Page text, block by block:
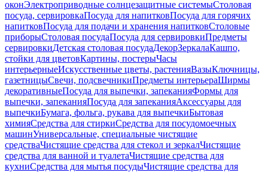
оконЭлектроприводные солнцезащитные системыСтоловая
посуда, сервировкаПосуда для напитковПосуда для горячих
напитковПосуда для подачи и хранения напитковСтоловые
приборыСтоловая посудаПосуда для сервировкиПредметы
сервировкиДетская столовая посудаДекорЗеркалаКашпо,
стойки для цветовКартины, постерыЧасы
интерьерныеИскусственные цветы, растенияВазыКлючницы,
газетницыСвечи, подсвечникиПредметы интерьераШирмы
декоративныеПосуда для выпечки, запеканияФормы для
выпечки, запеканияПосуда для запеканияАксессуары для
выпечкиБумага, фольга, рукава для выпечкиБытовая
химияСредства для стиркиСредства для посудомоечных
машинУниверсальные, специальные чистящие
средстваЧистящие средства для стекол и зеркалЧистящие
средства для ванной и туалетаЧистящие средства для
кухниСредства для мытья посудыЧистящие средства для